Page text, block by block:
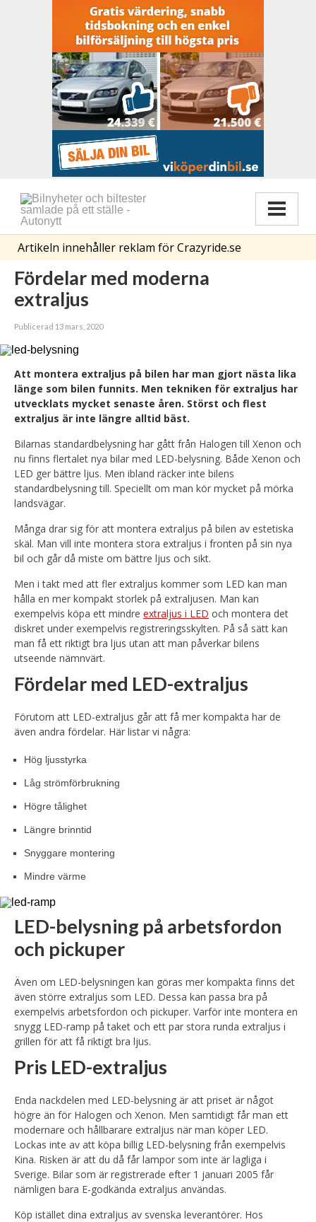
Artikeln innehåller reklam för Crazyride.se
Fördelar med moderna
extraljus
Publicerad 13 mars, 2020
Att montera extraljus på bilen har man gjort nästa lika
länge som bilen funnits. Men tekniken för extraljus har
utvecklats mycket senaste åren. Störst och flest
extraljus är inte längre alltid bäst.
Bilarnas standardbelysning har gått från Halogen till Xenon och
nu finns flertalet nya bilar med LED-belysning. Både Xenon och
LED ger bättre ljus. Men ibland räcker inte bilens
standardbelysning till. Speciellt om man kör mycket på mörka
landsvägar.
Många drar sig för att montera extraljus på bilen av estetiska
skäl. Man vill inte montera stora extraljus i fronten på sin nya
bil och går då miste om bättre ljus och sikt.
Men i takt med att fler extraljus kommer som LED kan man
hålla en mer kompakt storlek på extraljusen. Man kan
exempelvis köpa ett mindre extraljus i LED och montera det
diskret under exempelvis registreringsskylten. På så sätt kan
man få ett riktigt bra ljus utan att man påverkar bilens
utseende nämnvärt.
Fördelar med LED-extraljus
Förutom att LED-extraljus går att få mer kompakta har de
även andra fördelar. Här listar vi några:
Hög ljusstyrka
Låg strömförbrukning
Högre tålighet
Längre brinntid
Snyggare montering
Mindre värme
LED-belysning på arbetsfordon
och pickuper
Även om LED-belysningen kan göras mer kompakta finns det
även större extraljus som LED. Dessa kan passa bra på
exempelvis arbetsfordon och pickuper. Varför inte montera en
snygg LED-ramp på taket och ett par stora runda extraljus i
grillen för att få riktigt bra ljus.
Pris LED-extraljus
Enda nackdelen med LED-belysning är att priset är något
högre än för Halogen och Xenon. Men samtidigt får man ett
modernare och hållbarare extraljus när man köper LED.
Lockas inte av att köpa billig LED-belysning från exempelvis
Kina. Risken är att du då får lampor som inte är lagliga i
Sverige. Bilar som är registrerade efter 1 januari 2005 får
nämligen bara E-godkända extraljus användas.
Köp istället dina extraljus av svenska leverantörer. Hos